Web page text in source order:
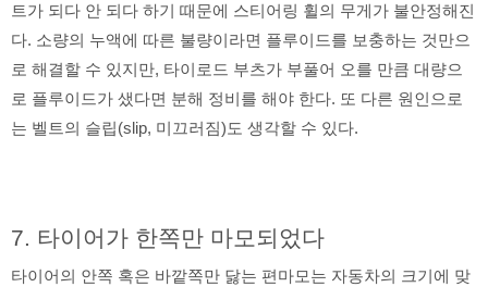
트가 되다 안 되다 하기 때문에 스티어링 휠의 무게가 불안정해진
다. 소량의 누액에 따른 불량이라면 플루이드를 보충하는 것만으
로 해결할 수 있지만, 타이로드 부츠가 부풀어 오를 만큼 대량으
로 플루이드가 샜다면 분해 정비를 해야 한다. 또 다른 원인으로
는 벨트의 슬립(slip, 미끄러짐)도 생각할 수 있다.
7. 타이어가 한쪽만 마모되었다
타이어의 안쪽 혹은 바깥쪽만 닳는 편마모는 자동차의 크기에 맞